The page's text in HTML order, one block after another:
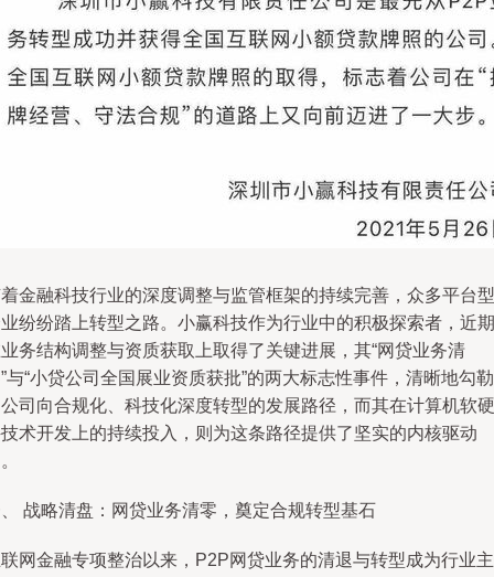
金融科技行业的深度调整与监管框架的持续完善，众多平台型
纷纷踏上转型之路。小赢科技作为行业中的积极探索者，近期
务结构调整与资质获取上取得了关键进展，其“网贷业务清
与“小贷公司全国展业资质获批”的两大标志性事件，清晰地勾勒
司向合规化、科技化深度转型的发展路径，而其在计算机软硬
术开发上的持续投入，则为这条路径提供了坚实的内核驱动
战略清盘：网贷业务清零，奠定合规转型基石
网金融专项整治以来，P2P网贷业务的清退与转型成为行业主